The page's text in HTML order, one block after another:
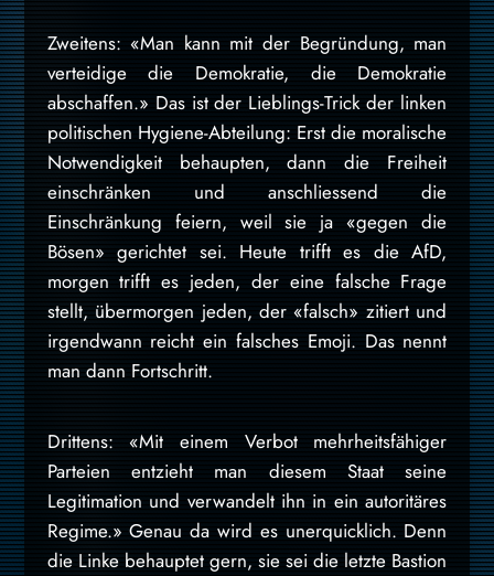
Zweitens: «Man kann mit der Begründung, man
verteidige die Demokratie, die Demokratie
abschaffen.» Das ist der Lieblings-Trick der linken
politischen Hygiene-Abteilung: Erst die moralische
Notwendigkeit behaupten, dann die Freiheit
einschränken und anschliessend die
Einschränkung feiern, weil sie ja «gegen die
Bösen» gerichtet sei. Heute trifft es die AfD,
morgen trifft es jeden, der eine falsche Frage
stellt, übermorgen jeden, der «falsch» zitiert und
irgendwann reicht ein falsches Emoji. Das nennt
man dann Fortschritt.
Drittens: «Mit einem Verbot mehrheitsfähiger
Parteien entzieht man diesem Staat seine
Legitimation und verwandelt ihn in ein autoritäres
Regime.» Genau da wird es unerquicklich. Denn
die Linke behauptet gern, sie sei die letzte Bastion